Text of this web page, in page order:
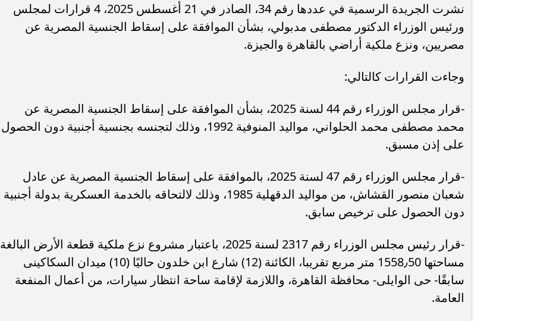
نشرت الجريدة الرسمية في عددها رقم 34، الصادر في 21 أغسطس 2025، 4 قرارات لمجلس
ورئيس الوزراء الدكتور مصطفى مدبولي، بشأن الموافقة على إسقاط الجنسية المصرية عن
مصريين، ونزع ملكية أراضي بالقاهرة والجيزة.
وجاءت القرارات كالتالي:
-قرار مجلس الوزراء رقم 44 لسنة 2025، بشأن الموافقة على إسقاط الجنسية المصرية عن
محمد مصطفى محمد الحلواني، مواليد المنوفية 1992، وذلك لتجنسه بجنسية أجنبية دون الحصول
على إذن مسبق.
-قرار مجلس الوزراء رقم 47 لسنة 2025، بالموافقة على إسقاط الجنسية المصرية عن عادل
شعبان منصور القشاش، من مواليد الدقهلية 1985، وذلك لالتحاقه بالخدمة العسكرية بدولة أجنبية
دون الحصول على ترخيص سابق.
-قرار رئيس مجلس الوزراء رقم 2317 لسنة 2025، باعتبار مشروع نزع ملكية قطعة الأرض البالغة
مساحتها 1558٫50 متر مربع تقريبا، الكائنة (12) شارع ابن خلدون حاليًا (10) ميدان السكاكينى
سابقًا- حى الوايلى- محافظة القاهرة، واللازمة لإقامة ساحة انتظار سيارات، من أعمال المنفعة
العامة.
محافظ أسيوط : حملات مكثفة لرفع
الإشغالات بحي شرق لإعادة الانضباط
رحلت في أثناء أداء رسالتها.. وفاة ممرضة